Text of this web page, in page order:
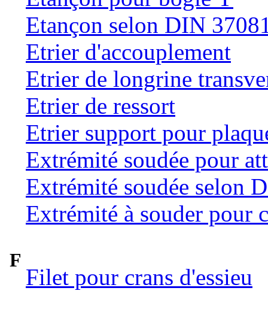
Etançon selon DIN
Etrier d'accouplement
Etrier de longrine
Etrier de ressort
Etrier support pour
Extrémité soudée pour
Extrémité soudée selon
Extrémité à souder pour
F
Filet pour crans d'essieu